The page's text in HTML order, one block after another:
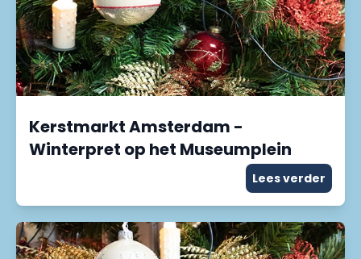
Kerstmarkt Amsterdam -
Winterpret op het Museumplein
Lees verder